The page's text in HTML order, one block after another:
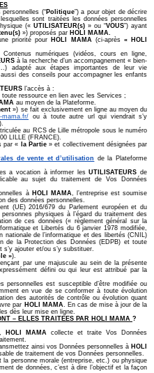
personnelles (“Politique”) a pour objet de décrire
sont traitées les données personnelles
(« UTILISATEUR(s) » ou “VOUS”) ayant
») proposés par HOLI MAMA.
priorité pour HOLI MAMA (ci-après« HOLI
numériques (vidéos, cours en ligne,
à la recherche d’un accompagnement « bien-
adapté aux étapes importantes de leur vie
des conseils pour accompagner les enfants
l’accès à :
ressource en lien avec les Services ;
au moyen de la Plateforme.
») se fait exclusivement en ligne au moyen du
mama.fr/
ou à toute autre url qui viendrait s’y
au RCS de Lille métropole sous le numéro
LILLE (FRANCE).
par «
la Partie» et collectivement désignées par
de vente et d’utilisation
de la Plateforme
a vocation à informer lesUTILISATEURS de
au sujet du traitement de Vos Données
àHOLI MAMA , l’entreprise est soumise
des données personnelles.
(UE) 2016/679 du Parlement européen et du
physiques à l’égard du traitement des
de ces données (« règlement général sur la
et Libertés du 6 janvier 1978 modifiée,
de l’informatique et des libertés (CNIL)
de la Protection des Données (EDPB) et toute
ajouter et/ou s’y substituer.
»).
par une majuscule au sein de la présente
défini ou qui leur est attribué par la
personnelles est susceptible d’être modifiée ou
en vue de se conformer à toute évolution
des autorités de contrôle ou évolution quant
par
HOLI MAMA . En cas de mise à jour de la
dès leur mise en ligne.
– ELLES TRAITEES PAR HOLI MAMA ?
HOLI MAMA
collecte et traite Vos Données
ainsi vos Données personnelles à HOLI
de traitement de vos Données personnelles.
personne morale (entreprise, etc.) ou physique
de données, c’est à dire l’objectif et la façon